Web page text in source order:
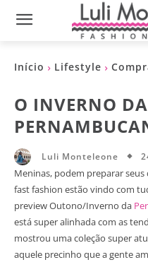
Início Lifestyle
O INVERNO DA
Luli Monteleone
Meninas, podem preparar
fast fashion estão vindo com
preview Outono/Inverno da
está super alinhada com as
mostrou uma coleção super
aquele precinho que a gente